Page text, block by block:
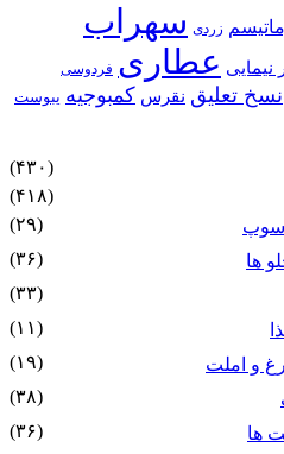
زردی سهراب
عطاری فردوسی
تعلیق نقرس کمبوجیه یبوست
و املت